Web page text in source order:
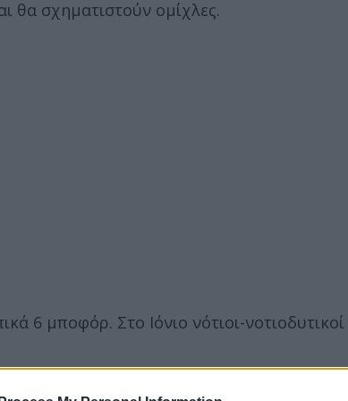
θα σχηματιστούν ομίχλες.
6 μποφόρ. Στο Ιόνιο νότιοι-